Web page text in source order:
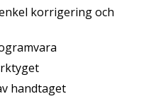
korrigering och
handtaget